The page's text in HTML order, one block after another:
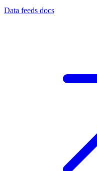
Data feeds docs